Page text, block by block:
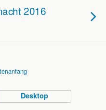
2016
Desktop